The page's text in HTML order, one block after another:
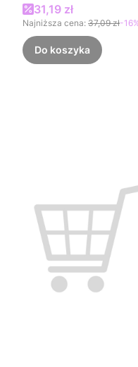
Cena promocyjna
31,19 zł
Najniższa cena: 37,09 zł-
Do koszyka